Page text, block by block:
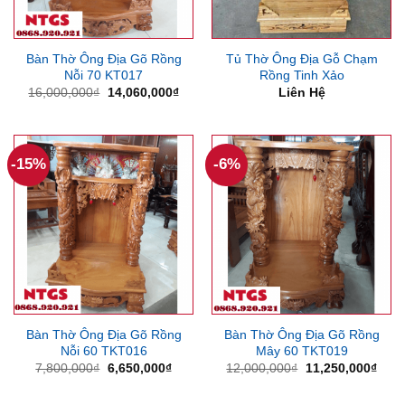
Bàn Thờ Ông Địa Gõ Rồng
Nỗi 70 KT017
16,000,000₫
Giá
14,060,000₫Giá
14,060,000₫.
Tủ Thờ Ông Địa Gỗ Chạm
Rồng Tinh Xảo
Liên Hệ
-15%
Bàn Thờ Ông Địa Gõ Rồng
Nỗi 60 TKT016
7,800,000₫ Giá
6,650,000₫Giá
-6%
Bàn Thờ Ông Địa Gõ Rồng
Mây 60 TKT019
12,000,000₫
Giá
11,250,000₫Giá